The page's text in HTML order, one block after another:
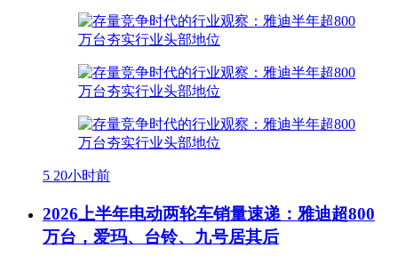
5 20小时前
2026上半年电动两轮车销量速递：雅迪超800
万台，爱玛、台铃、九号居其后